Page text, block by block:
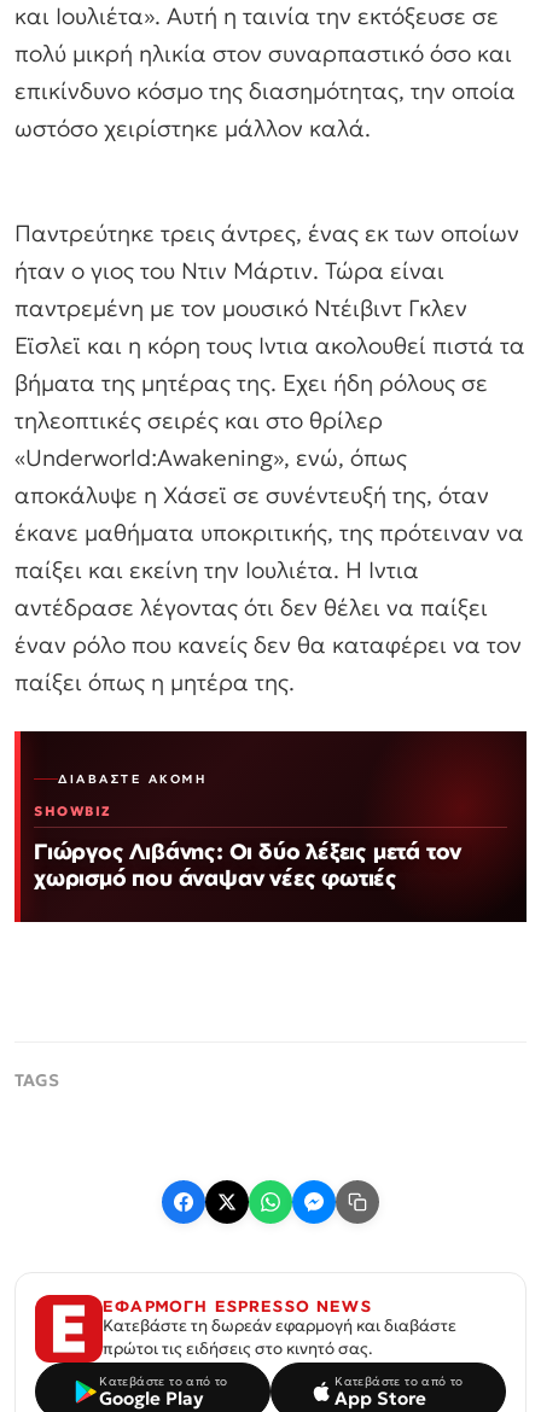
και Ιουλιέτα». Αυτή η ταινία την εκτόξευσε σε
πολύ μικρή ηλικία στον συναρπαστικό όσο και
επικίνδυνο κόσμο της διασημότητας, την οποία
ωστόσο χειρίστηκε μάλλον καλά.
Παντρεύτηκε τρεις άντρες, ένας εκ των οποίων
ήταν ο γιος του Ντιν Μάρτιν. Τώρα είναι
παντρεμένη με τον μουσικό Ντέιβιντ Γκλεν
Εϊσλεϊ και η κόρη τους Ιντια ακολουθεί πιστά τα
βήματα της μητέρας της. Εχει ήδη ρόλους σε
τηλεοπτικές σειρές και στο θρίλερ
«Underworld:Awakening», ενώ, όπως
αποκάλυψε η Χάσεϊ σε συνέντευξή της, όταν
έκανε μαθήματα υποκριτικής, της πρότειναν να
παίξει και εκείνη την Ιουλιέτα. Η Ιντια
αντέδρασε λέγοντας ότι δεν θέλει να παίξει
έναν ρόλο που κανείς δεν θα καταφέρει να τον
παίξει όπως η μητέρα της.
ΔΙΑΒΆΣΤΕ ΑΚΌΜΗ
SHOWBIZ
Γιώργος Λιβάνης: Οι δύο λέξεις μετά τον
χωρισμό που άναψαν νέες φωτιές
ΕΦΑΡΜΟΓΗ ESPRESSO NEWS
Κατεβάστε τη δωρεάν εφαρμογή και διαβάστε
πρώτοι τις ειδήσεις στο κινητό σας.
Κατεβάστε το από το
Google Play
Κατεβάστε το από το
App Store